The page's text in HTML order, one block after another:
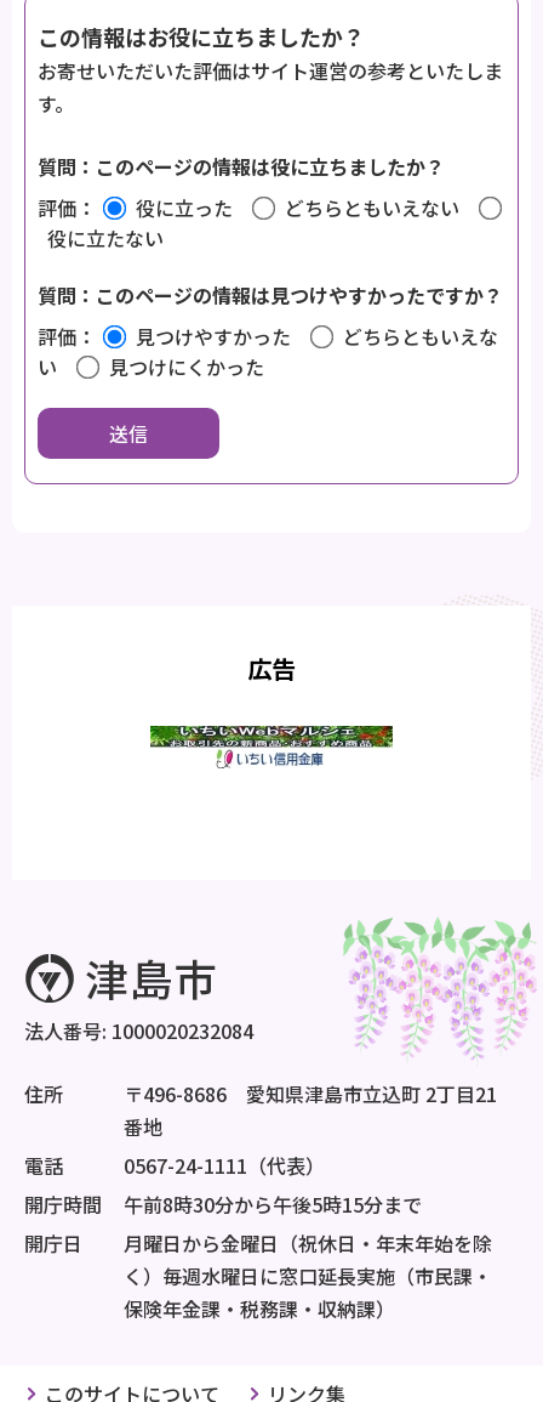
この情報はお役に立ちましたか？
お寄せいただいた評価はサイト運営の参考といたしま
す。
質問：このページの情報は役に立ちましたか？
評価：
役に立った
どちらともいえない
役に立たない
質問：このページの情報は見つけやすかったですか？
評価：
見つけやすかった
どちらともいえな
い
見つけにくかった
広告
法人番号: 1000020232084
住所
〒496-8686 愛知県津島市立込町 2丁目21
番地
電話
0567-24-1111（代表）
開庁時間
午前8時30分から午後5時15分まで
開庁日
月曜日から金曜日（祝休日・年末年始を除
く）毎週水曜日に窓口延長実施（市民課・
保険年金課・税務課・収納課）
このサイトについて リンク集